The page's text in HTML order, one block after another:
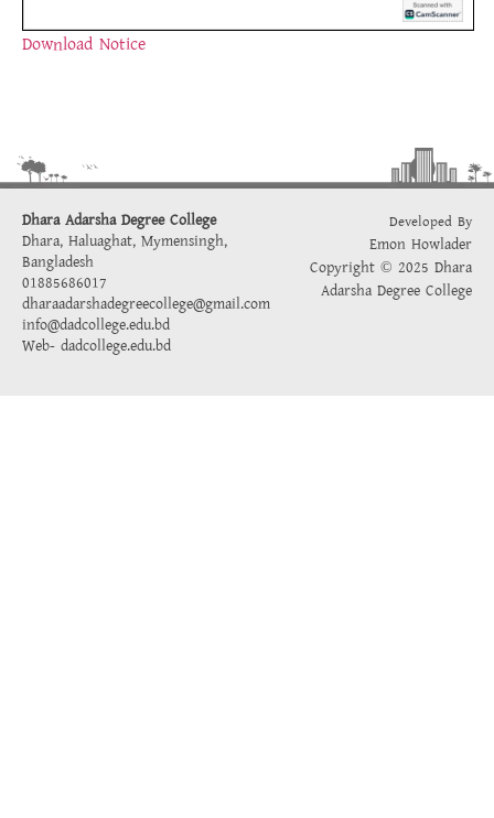
Download Notice
Dhara Adarsha Degree College
Dhara, Haluaghat, Mymensingh,
Bangladesh
01885686017
dharaadarshadegreecollege@gmail.com
info@dadcollege.edu.bd
Web- dadcollege.edu.bd
Developed By
Emon Howlader
Copyright © 2025 Dhara
Adarsha Degree College